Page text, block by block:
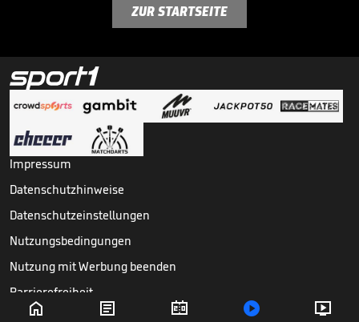
    
ZUR STARTSEITE
Impressum
Datenschutzhinweise
Datenschutzeinstellungen
Nutzungsbedingungen
Nutzung mit Werbung beenden
Barrierefreiheit
Copyright © Sport1 GmbH. Alle Rechte vorbehalten.